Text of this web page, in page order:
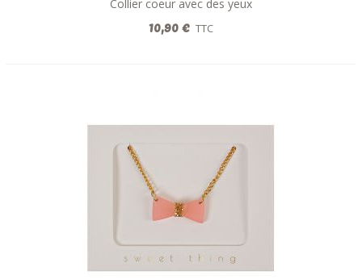
Collier coeur avec des yeux
10,90 € TTC